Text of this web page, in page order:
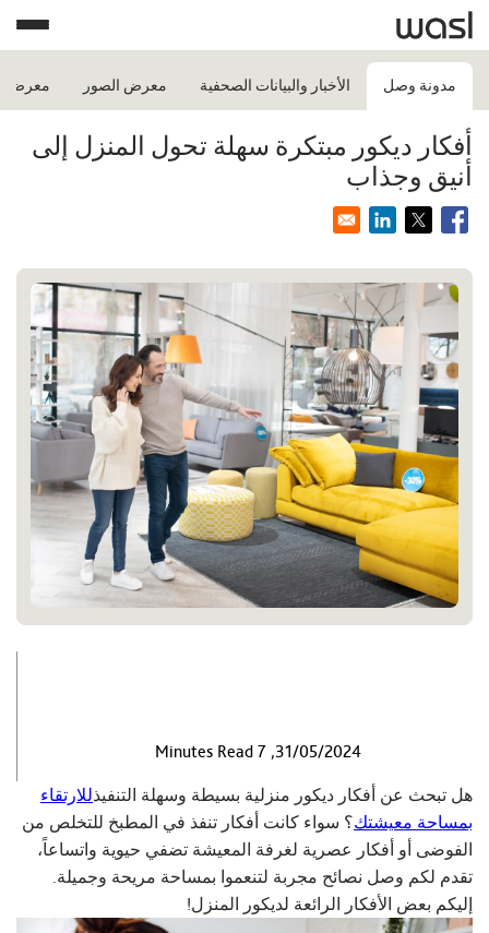
مدونة وصل الأخبار والبيانات الصحفية معرض الصور معرض
أفكار ديكور مبتكرة سهلة تحول المنزل إلى
أنيق وجذاب
31/05/2024, 7 Minutes Read
هل تبحث عن أفكار ديكور منزلية بسيطة وسهلة التنفيذللارتقاء
بمساحة معيشتك؟ سواء كانت أفكار تنفذ في المطبخ للتخلص من
الفوضى أو أفكار عصرية لغرفة المعيشة تضفي حيوية واتساعاً،
تقدم لكم وصل نصائح مجربة لتنعموا بمساحة مريحة وجميلة.
إليكم بعض الأفكار الرائعة لديكور المنزل!